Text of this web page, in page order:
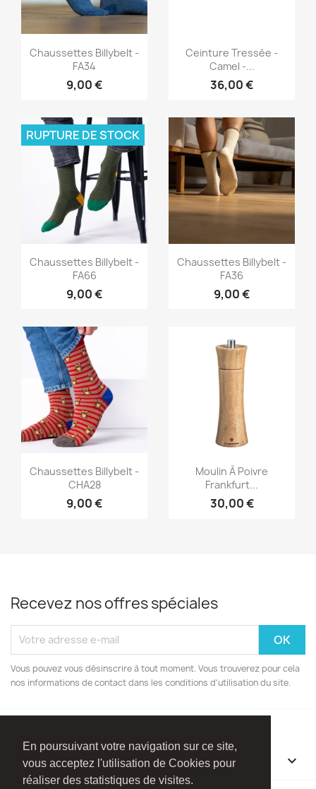
En poursuivant votre navigation sur ce site,
vous acceptez l'utilisation de Cookies pour
réaliser des statistiques de visites.
Aperçu rapide
Chaussettes Billybelt -
FA34
9,00 €
Aperçu rapide
Ceinture Tressée -
Camel -...
36,00 €
Aperçu rapide
Chaussettes Billybelt -
FA66
9,00 €
RUPTURE DE STOCK
Aperçu rapide
Chaussettes Billybelt -
FA36
9,00 €
Aperçu rapide
Chaussettes Billybelt -
CHA28
9,00 €
Aperçu rapide
Moulin À Poivre
Frankfurt...
30,00 €
Recevez nos offres spéciales
Vous pouvez vous désinscrire à tout moment. Vous trouverez pour cela
nos informations de contact dans les conditions d'utilisation du site.
INFORMATIONS 